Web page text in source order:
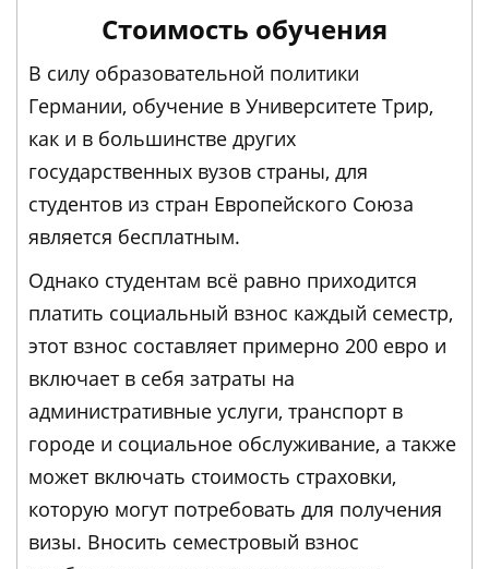
Стоимость обучения
В силу образовательной политики
Германии, обучение в Университете Трир,
как и в большинстве других
государственных вузов страны, для
студентов из стран Европейского Союза
является бесплатным.
Однако студентам всё равно приходится
платить социальный взнос каждый семестр,
этот взнос составляет примерно 200 евро и
включает в себя затраты на
административные услуги, транспорт в
городе и социальное обслуживание, а также
может включать стоимость страховки,
которую могут потребовать для получения
визы. Вносить семестровый взнос